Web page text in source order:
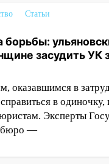
бензин в
список АЗС
В
черный
Статьи
борьбы:
засудить УК
оказавшимся в
в одиночку,
Эксперты
бюро —